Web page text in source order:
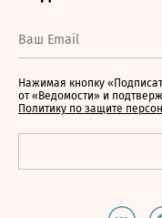
Нажимая кнопку
от «Ведомости» и
Политику по защите